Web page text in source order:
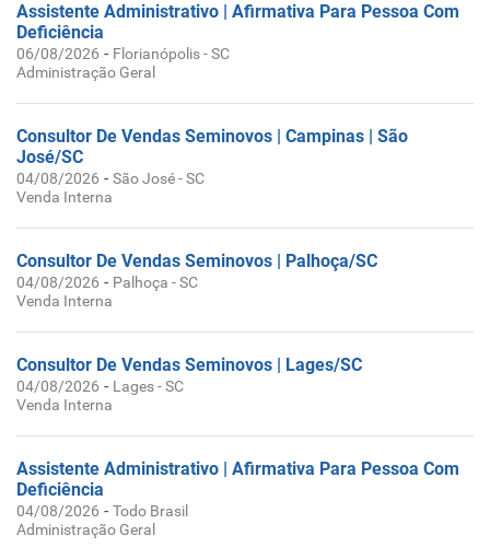
Assistente Administrativo | Afirmativa Para Pessoa Com
Deficiência
06/08/2026 - Florianópolis - SC
Administração Geral
Consultor De Vendas Seminovos | Campinas | São
José/SC
04/08/2026 -São José - SC
Venda Interna
Consultor De Vendas Seminovos | Palhoça/SC
04/08/2026 - Palhoça - SC
Venda Interna
Consultor De Vendas Seminovos | Lages/SC
04/08/2026 - Lages - SC
Venda Interna
Assistente Administrativo | Afirmativa Para Pessoa Com
Deficiência
04/08/2026 -Todo Brasil
Administração Geral